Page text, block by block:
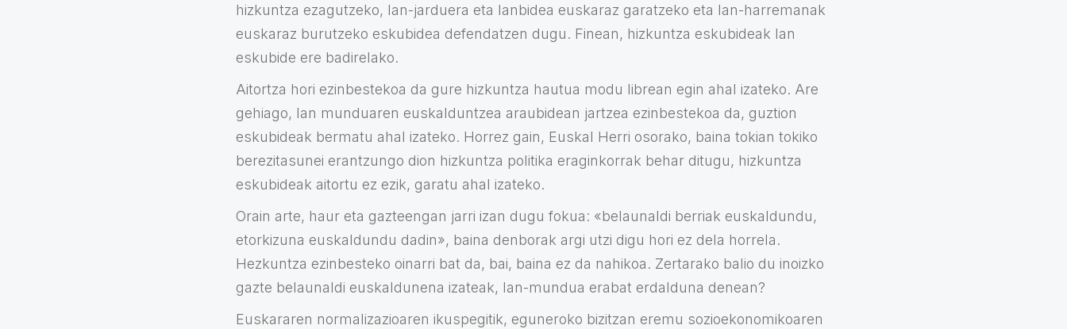
hizkuntza ezagutzeko, lan-jarduera eta lanbidea euskaraz garatzeko eta lan-harremanak
euskaraz burutzeko eskubidea defendatzen dugu. Finean, hizkuntza eskubideak lan
eskubide ere badirelako.
Aitortza hori ezinbestekoa da gure hizkuntza hautua modu librean egin ahal izateko. Are
gehiago, lan munduaren euskalduntzea araubidean jartzea ezinbestekoa da, guztion
eskubideak bermatu ahal izateko. Horrez gain, Euskal Herri osorako, baina tokian tokiko
berezitasunei erantzungo dion hizkuntza politika eraginkorrak behar ditugu, hizkuntza
eskubideak aitortu ez ezik, garatu ahal izateko.
Orain arte, haur eta gazteengan jarri izan dugu fokua: «belaunaldi berriak euskaldundu,
etorkizuna euskaldundu dadin», baina denborak argi utzi digu hori ez dela horrela.
Hezkuntza ezinbesteko oinarri bat da, bai, baina ez da nahikoa. Zertarako balio du inoizko
gazte belaunaldi euskaldunena izateak, lan-mundua erabat erdalduna denean?
Euskararen normalizazioaren ikuspegitik, eguneroko bizitzan eremu sozioekonomikoaren